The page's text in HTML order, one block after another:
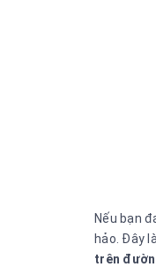
Nếu bạn
hảo. Đây
trên